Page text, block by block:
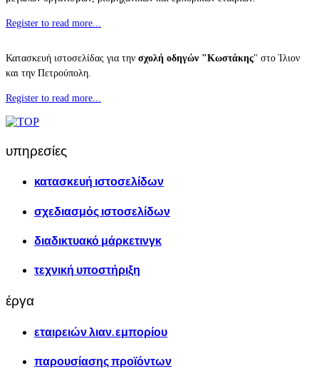
Register to read more...
Κατασκευή ιστοσελίδας για την σχολή οδηγών "Κωστάκης" στο Ίλιον
και την Πετρούπολη.
Register to read more...
υπηρεσίες
κατασκευή ιστοσελίδων
σχεδιασμός ιστοσελίδων
διαδικτυακό μάρκετινγκ
τεχνική υποστήριξη
έργα
εταιρειών λιαν. εμπορίου
παρουσίασης προϊόντων